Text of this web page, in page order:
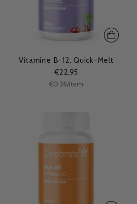
Vitamine B-12, Quick-Melt
€22,95
Stukprijs
€0,26/per
item